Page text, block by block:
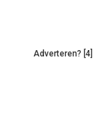
Adverteren? [4]